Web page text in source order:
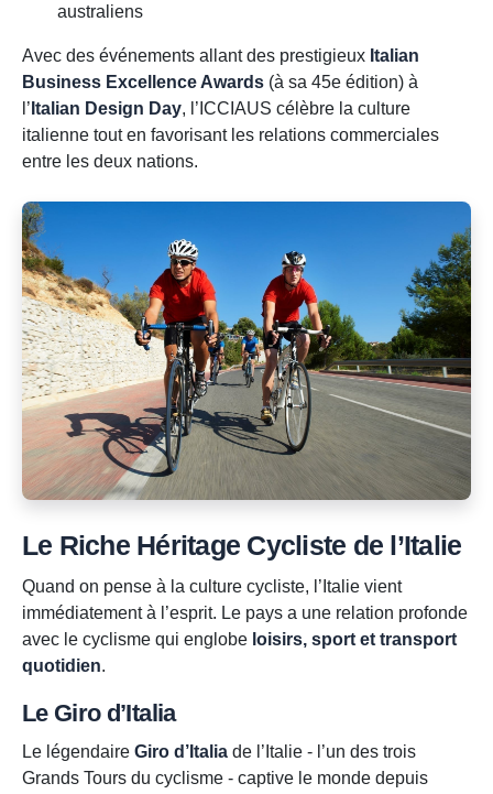
australiens
Avec des événements allant des prestigieux Italian
Business Excellence Awards (à sa 45e édition) à
l’ Italian Design Day, l’ICCIAUS célèbre la culture
italienne tout en favorisant les relations commerciales
entre les deux nations.
Le Riche Héritage Cycliste de l’Italie
Quand on pense à la culture cycliste, l’Italie vient
immédiatement à l’esprit. Le pays a une relation profonde
avec le cyclisme qui englobe loisirs, sport et transport
quotidien.
Le Giro d’Italia
Le légendaire Giro d’Italia de l’Italie - l’un des trois
Grands Tours du cyclisme - captive le monde depuis